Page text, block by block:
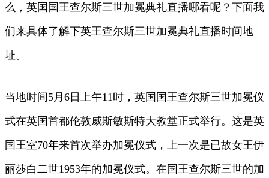
么，英国国王查尔斯三世加冕典礼直播哪看呢？下面我
们来具体了解下英王查尔斯三世加冕典礼直播时间地
址。
当地时间5月6日上午11时，英国国王查尔斯三世加冕仪
式在英国首都伦敦威斯敏斯特大教堂正式举行。这是英
国王室70年来首次举办加冕仪式，上一次是已故女王伊
丽莎白二世1953年的加冕仪式。在国王查尔斯三世的加